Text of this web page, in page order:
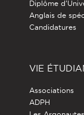
Diplôme
Anglais de
Candidatures
VIE
Associations
ADPH